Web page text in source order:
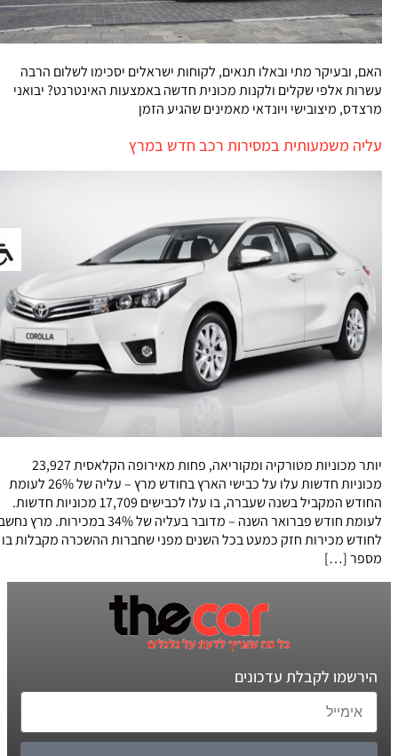
האם, ובעיקר מתי ובאלו תנאים, לקוחות ישראלים יסכימו לשלום הרבה
עשרות אלפי שקלים ולקנות מכונית חדשה באמצעות האינטרנט? יבואני
מרצדס, מיצובישי ויונדאי מאמינים שהגיע הזמן
עליה משמעותית במסירות רכב חדש במרץ
יותר מכוניות מטורקיה ומקוריאה, פחות מאירופה הקלאסית 23,927
מכוניות חדשות עלו על כבישי הארץ בחודש מרץ – עליה של 26% לעומת
החודש המקביל בשנה שעברה, בו עלו לכבישים 17,709 מכוניות חדשות.
לעומת חודש פברואר השנה – מדובר בעליה של 34% במכירות. מרץ נחשב
לחודש מכירות חזק כמעט בכל השנים מפני שחברות ההשכרה מקבלות בו
מספר […]
הירשמו לקבלת עדכונים